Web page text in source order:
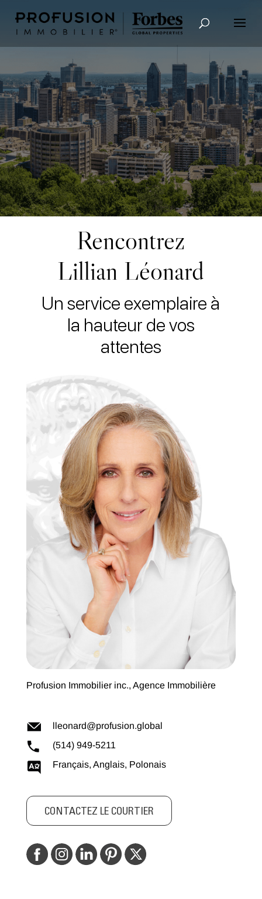
Recherche avancée
Rencontrez
Lillian Léonard
Un service exemplaire à
la hauteur de vos
attentes
Profusion Immobilier inc., Agence Immobilière
lleonard@profusion.global
(514) 949-5211
Français, Anglais, Polonais
CONTACTEZ LE COURTIER